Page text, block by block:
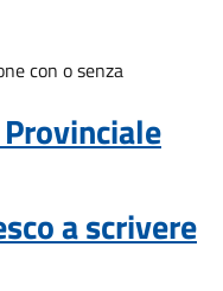
con o senza
a scrivere